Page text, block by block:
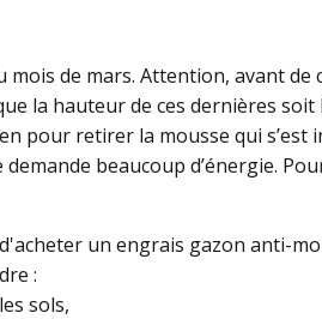
de mars. Attention, avant de
la hauteur de ces dernières
pour retirer la mousse qui s’est
demande beaucoup d’énergie.
un engrais gazon anti-
:
sols,